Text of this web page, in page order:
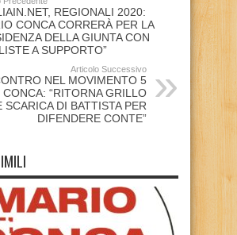
REGIONALI 2020:
CONCA CORRERÀ PER LA
DELLA GIUNTA CON
A SUPPORTO”
Articolo Successivo
NEL MOVIMENTO 5
CONCA: “RITORNA GRILLO
SCARICA DI BATTISTA PER
DIFENDERE CONTE”